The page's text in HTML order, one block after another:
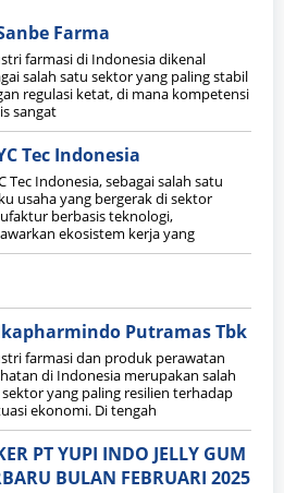
Farma
farmasi di Indonesia dikenal
salah satu sektor yang paling stabil
regulasi ketat, di mana kompetensi
sangat
Tec Indonesia
Tec Indonesia, sebagai salah satu
usaha yang bergerak di sektor
berbasis teknologi,
ekosistem kerja yang
Putramas Tbk
farmasi dan produk perawatan
di Indonesia merupakan salah
yang paling resilien terhadap
ekonomi. Di tengah
PT YUPI INDO JELLY GUM
BULAN FEBRUARI 2025